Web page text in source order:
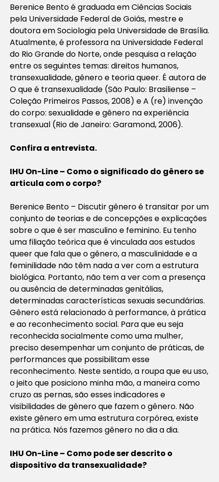
Berenice Bento é graduada em Ciências Sociais
pela Universidade Federal de Goiás, mestre e
doutora em Sociologia pela Universidade de Brasília.
Atualmente, é professora na Universidade Federal
do Rio Grande do Norte, onde pesquisa a relação
entre os seguintes temas: direitos humanos,
transexualidade, gênero e teoria queer. É autora de
O que é transexualidade (São Paulo: Brasiliense –
Coleção Primeiros Passos, 2008) e A (re) invenção
do corpo: sexualidade e gênero na experiência
transexual (Rio de Janeiro: Garamond, 2006).
Confira a entrevista.
IHU On-Line – Como o significado do gênero se
articula com o corpo?
Berenice Bento – Discutir gênero é transitar por um
conjunto de teorias e de concepções e explicações
sobre o que é ser masculino e feminino. Eu tenho
uma filiação teórica que é vinculada aos estudos
queer que fala que o gênero, a masculinidade e a
feminilidade não têm nada a ver com a estrutura
biológica. Portanto, não tem a ver com a presença
ou ausência de determinadas genitálias,
determinadas características sexuais secundárias.
Gênero está relacionado à performance, à prática
e ao reconhecimento social. Para que eu seja
reconhecida socialmente como uma mulher,
preciso desempenhar um conjunto de práticas, de
performances que possibilitam esse
reconhecimento. Neste sentido, a roupa que eu uso,
o jeito que posiciono minha mão, a maneira como
cruzo as pernas, são esses indicadores e
visibilidades de gênero que fazem o gênero. Não
existe gênero em uma estrutura corpórea, existe
na prática. Nós fazemos gênero no dia a dia.
IHU On-Line – Como pode ser descrito o
dispositivo da transexualidade?